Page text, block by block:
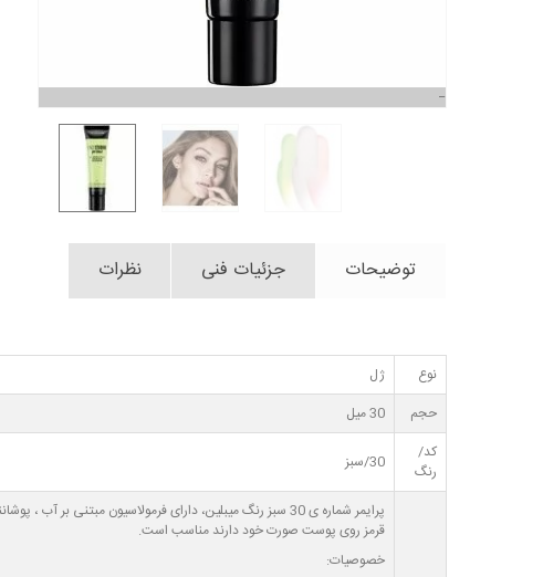
توضیحات جزئیات فنی نظرات
نوع
ژل
حجم
30 میل
کد/
رنگ
30/سبز
پرایمر شماره ی 30 سبز رنگ میبلین، دارای فرمولاسیون
قرمز روی پوست صورت خود دارند مناسب است.
خصوصیات: